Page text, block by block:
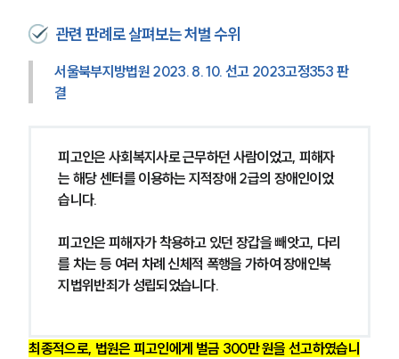
형사전문변호사
공지사항
법률 블로그
법률서식
대륜법률상담예약
관련 판례로 살펴보는 처벌 수위
서울북부지방법원 2023. 8. 10. 선고 2023고정353 판
결
피고인은 사회복지사로 근무하던 사람이었고, 피해자
는 해당 센터를 이용하는 지적장애 2급의 장애인이었
습니다.
피고인은 피해자가 착용하고 있던 장갑을 빼앗고, 다리
를 차는 등 여러 차례 신체적 폭행을 가하여 장애인복
지법위반죄가 성립되었습니다.
최종적으로, 법원은 피고인에게 벌금 300만 원을 선고하였습니